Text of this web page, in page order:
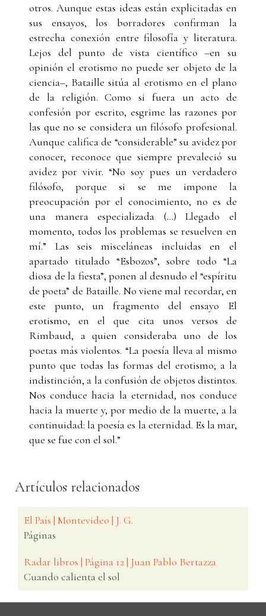
otros. Aunque estas ideas están explicitadas en
sus ensayos, los borradores confirman la
estrecha conexión entre filosofía y literatura.
Lejos del punto de vista científico –en su
opinión el erotismo no puede ser objeto de la
ciencia–, Bataille sitúa al erotismo en el plano
de la religión. Como si fuera un acto de
confesión por escrito, esgrime las razones por
las que no se considera un filósofo profesional.
Aunque califica de “considerable” su avidez por
conocer, reconoce que siempre prevaleció su
avidez por vivir. “No soy pues un verdadero
filósofo, porque si se me impone la
preocupación por el conocimiento, no es de
una manera especializada (...) Llegado el
momento, todos los problemas se resuelven en
mí.” Las seis misceláneas incluidas en el
apartado titulado “Esbozos”, sobre todo “La
diosa de la fiesta”, ponen al desnudo el “espíritu
de poeta” de Bataille. No viene mal recordar, en
este punto, un fragmento del ensayo El
erotismo, en el que cita unos versos de
Rimbaud, a quien consideraba uno de los
poetas más violentos. “La poesía lleva al mismo
punto que todas las formas del erotismo; a la
indistinción, a la confusión de objetos distintos.
Nos conduce hacia la eternidad, nos conduce
hacia la muerte y, por medio de la muerte, a la
continuidad: la poesía es la eternidad. Es la mar,
que se fue con el sol.”
Artículos relacionados
El País | Montevideo | J. G.
Páginas
Radar libros | Página 12 | Juan Pablo Bertazza
Cuando calienta el sol